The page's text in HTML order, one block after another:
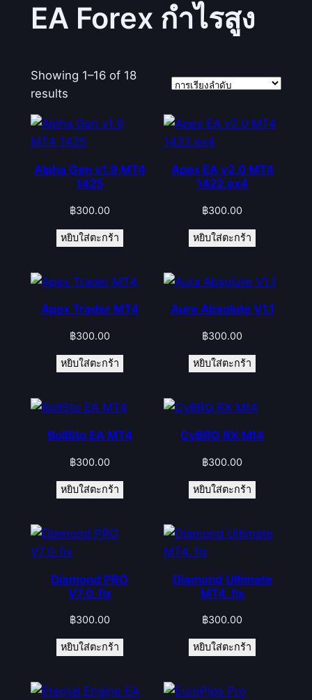
EA Forex กำไรสูง
Showing 1–16 of 18
results
Alpha Gen v1.9 MT4
1425
฿300.00
หยิบใส่ตะกร้า
Apex EA v2.0 MT4
1422.ex4
฿300.00
หยิบใส่ตะกร้า
Apex Trader MT4
฿300.00
หยิบใส่ตะกร้า
Aura Absolute V1.1
฿300.00
หยิบใส่ตะกร้า
BollSto EA MT4
฿300.00
หยิบใส่ตะกร้า
CyBRG RX Mt4
฿300.00
หยิบใส่ตะกร้า
Diamond PRO
V7.0_fix
฿300.00
หยิบใส่ตะกร้า
Diamond Ultimate
MT4_fix
฿300.00
หยิบใส่ตะกร้า